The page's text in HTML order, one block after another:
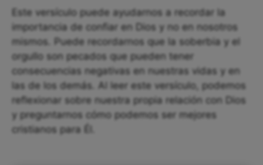
Este versículo puede ayudarnos a recordar la
importancia de confiar en Dios y no en nosotros
mismos. Puede recordarnos que la soberbia y el
orgullo son pecados que pueden tener
consecuencias negativas en nuestras vidas y en
las de los demás. Al leer este versículo, podemos
reflexionar sobre nuestra propia relación con Dios
y preguntarnos cómo podemos ser mejores
cristianos para Él.